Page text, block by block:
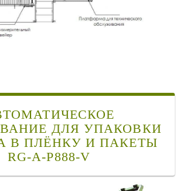
ДЛЯ УПАКОВКИ
В ПЛЁНКУ И ПАКЕТЫ
RG-A-P888-V